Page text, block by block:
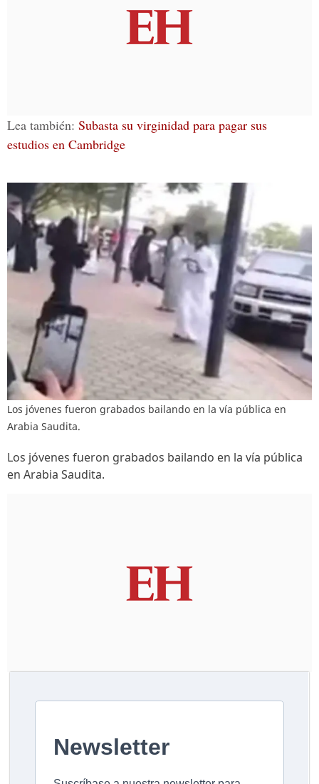
Lea también: Subasta su virginidad para pagar sus
estudios en Cambridge
Los jóvenes fueron grabados bailando en la vía pública en
Arabia Saudita.
Los jóvenes fueron grabados bailando en la vía pública
en Arabia Saudita.